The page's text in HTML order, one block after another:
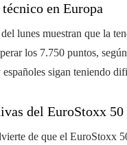
en Europa
lunes muestran que la
los 7.750 puntos,
españoles sigan teniendo
del EuroStoxx 50
de que el EuroStoxx